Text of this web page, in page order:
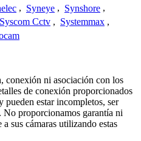
, Syneye , Synshore ,
Syscom Cctv , Systemmax ,
conexión ni asociación con los
de conexión proporcionados
estar incompletos, ser
No proporcionamos garantía ni
sus cámaras utilizando estas